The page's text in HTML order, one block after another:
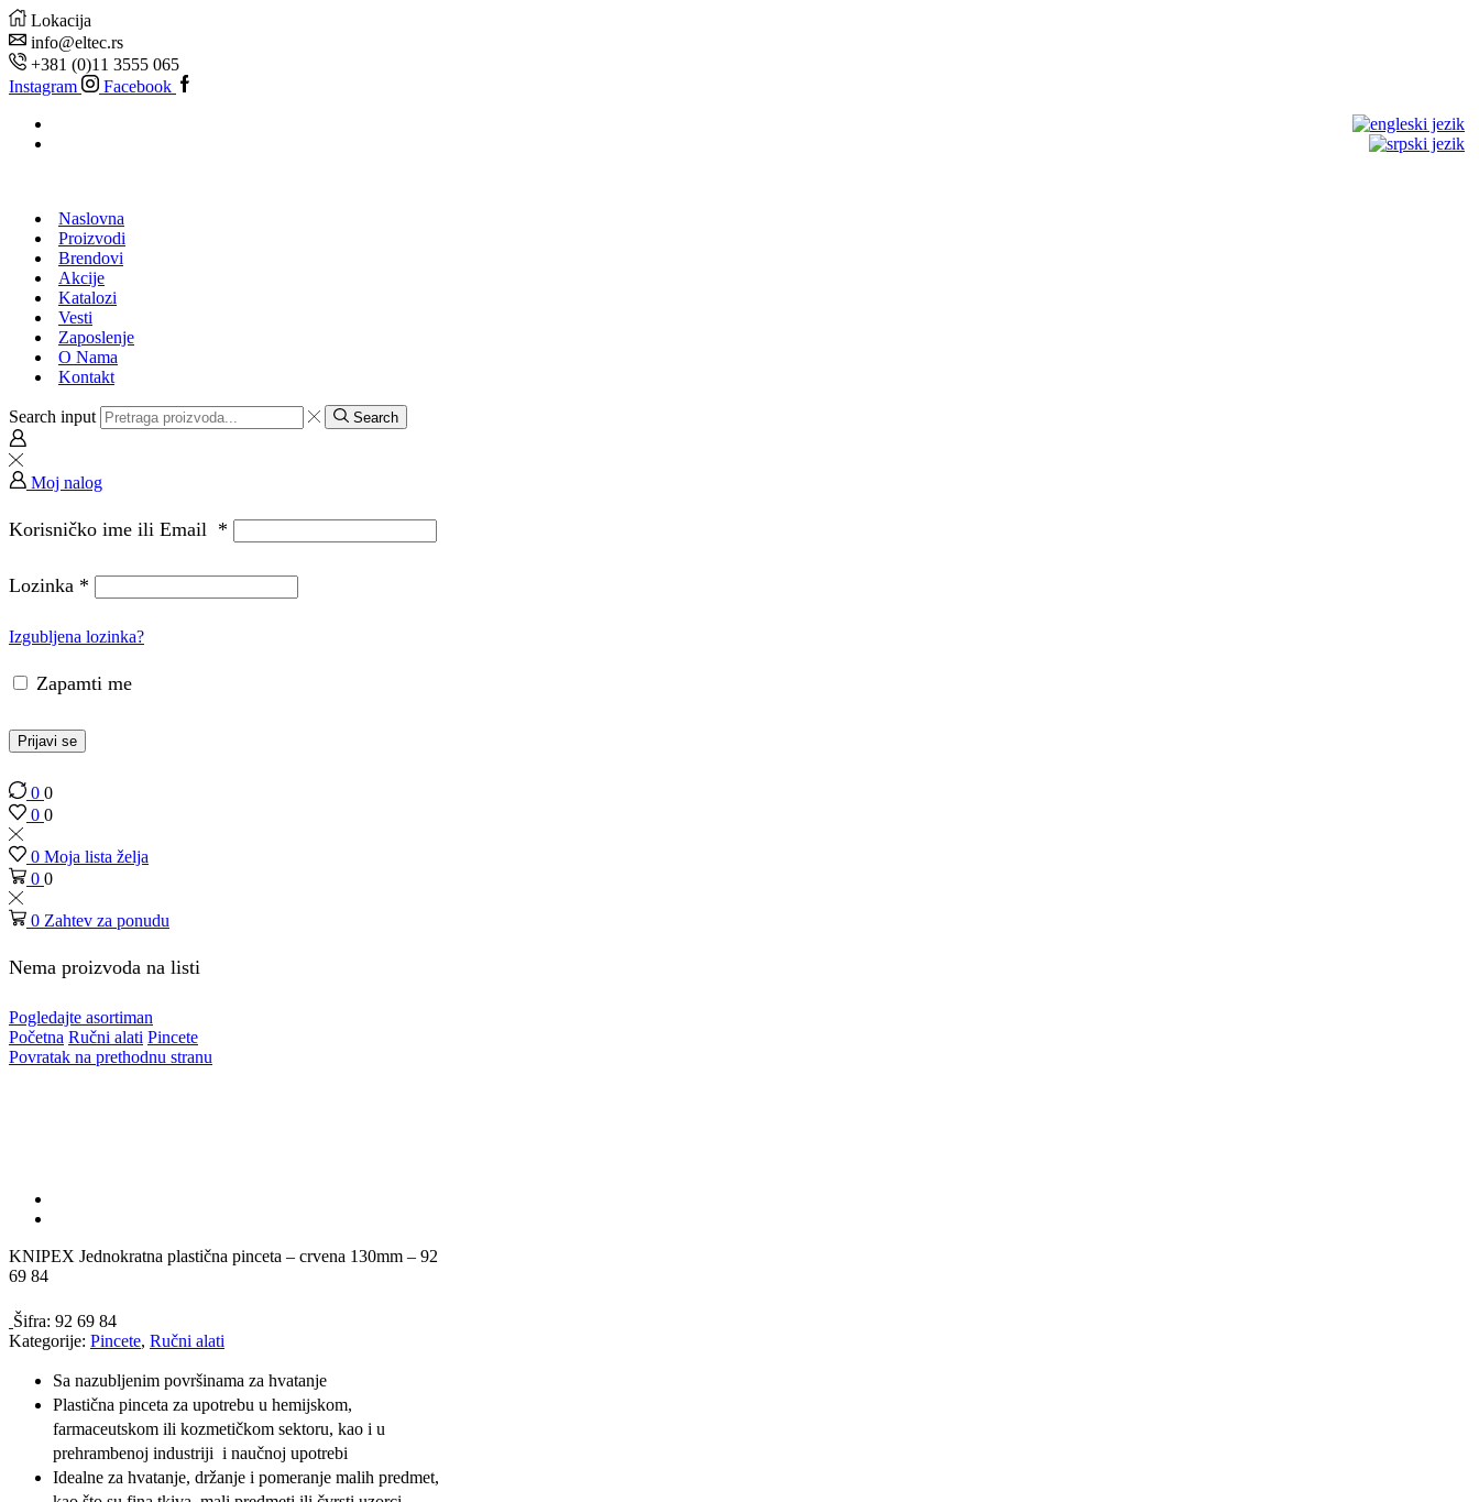
Lokacija
info@eltec.rs
+381 (0)11 3555 065
Instagram
Facebook
Naslovna
Proizvodi
Brendovi
Akcije
Katalozi
Vesti
Zaposlenje
O Nama
Kontakt
Search input Search
Moj nalog
Korisničko ime ili Email *
Lozinka *
Izgubljena lozinka?
Zapamti me
Prijavi se
0 0
0 0
0 Moja lista želja
0 0
0 Zahtev za ponudu
Nema proizvoda na listi
Pogledajte asortiman
Početna Ručni alati Pincete
Povratak na prethodnu stranu
KNIPEX Jednokratna plastična pinceta – crvena 130mm – 92
69 84
Šifra: 92 69 84
Kategorije: Pincete, Ručni alati
Sa nazubljenim površinama za hvatanje
Plastična pinceta za upotrebu u hemijskom,
farmaceutskom ili kozmetičkom sektoru, kao i u
prehrambenoj industriji i naučnoj upotrebi
Idealne za hvatanje, držanje i pomeranje malih predmet,